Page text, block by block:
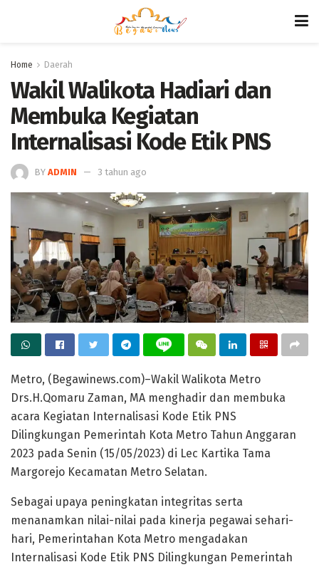
Home Daerah
Wakil Walikota Hadiari dan
Membuka Kegiatan
Internalisasi Kode Etik PNS
BY ADMIN 3 tahun ago
Metro, (Begawinews.com)–Wakil Walikota Metro
Drs.H.Qomaru Zaman, MA menghadir dan membuka
acara Kegiatan Internalisasi Kode Etik PNS
Dilingkungan Pemerintah Kota Metro Tahun Anggaran
2023 pada Senin (15/05/2023) di Lec Kartika Tama
Margorejo Kecamatan Metro Selatan.
Sebagai upaya peningkatan integritas serta
menanamkan nilai-nilai pada kinerja pegawai sehari-
hari, Pemerintahan Kota Metro mengadakan
Internalisasi Kode Etik PNS Dilingkungan Pemerintah